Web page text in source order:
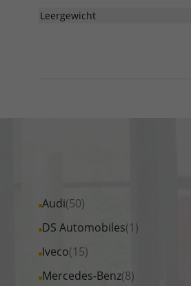
Leergewicht
Audi(50)
Alle
Fahrzeuge
Audi
anzeigen
DS Automobiles(1)
Alle
Fahrzeuge
Iveco(15)
Alle
Fahrzeuge
Mercedes-Benz(8)
Alle